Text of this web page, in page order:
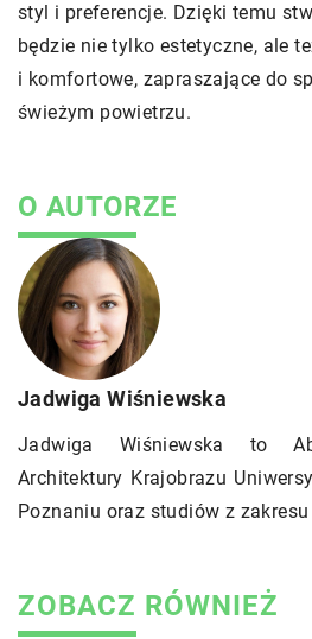
styl i preferencje. Dzięki temu
będzie nie tylko estetyczne, ale
i komfortowe, zapraszające do
świeżym powietrzu.
O AUTORZE
Jadwiga Wiśniewska
Jadwiga Wiśniewska to
Architektury Krajobrazu
Poznaniu oraz studiów z
ZOBACZ RÓWNIEŻ